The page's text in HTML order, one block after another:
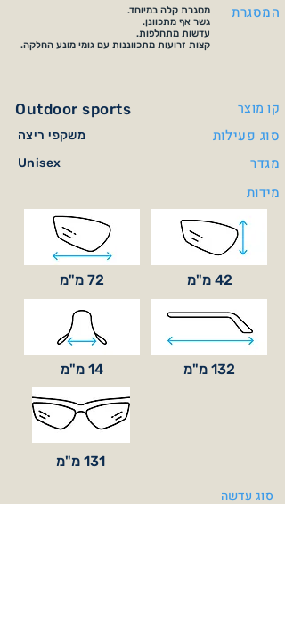
מסגרת קלה במיוחד.
גשר אף מתכוונן.
עדשות מתחלפות.
קצות זרועות מתכווננות עם גומי מונע החלקה.
המסגרת
Outdoor sports קו מוצר
משקפי ריצה סוג פעילות
Unisex
מגדר
מידות
72 מ"מ 42 מ"מ
14 מ"מ 132 מ"מ
131 מ"מ
סוג עדשה